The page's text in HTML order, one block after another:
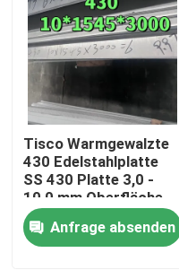
Videos
Über uns
Werksbesichtigung
Qualitätskontrolle
Kontakt mit uns
Tisco Warmgewalzte
430 Edelstahlplatte
SS 430 Platte 3,0 -
10,0 mm Oberfläche
Nr. 1
Anfrage absenden